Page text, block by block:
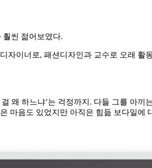
훨씬 젊어보였다.
자이너로, 패션디자인과 교수로 오래
왜 하느냐’는 걱정까지. 다들 그를 아
마음도 있었지만 아직은 힘듦 보다일에